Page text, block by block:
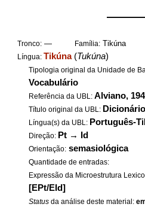
Tronco: — Família: Tikúna
Língua: Tikúna(Tukúna)
Tipologia original da Unidade de
Vocabulário
Referência da UBL:Alviano,
Título original da UBL:
Língua(s) da UBL: Português-
Direção: Pt → Id
Orientação: semasiológica
Quantidade de entradas:
Expressão da Microestrutura
[EPt/EId]
Status da análise deste material: